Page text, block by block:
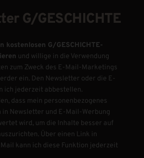
G/GESCHICHTE
kostenlosen G/GESCHICHTE-
und willige in die Verwendung
zum Zweck des E-Mail-Marketings
ein. Den Newsletter oder die E-
ich jederzeit abbestellen.
dass mein personenbezogenes
in Newsletter und E-Mail-Werbung
wird, um die Inhalte besser auf
Über einen Link in
kann ich diese Funktion jederzeit